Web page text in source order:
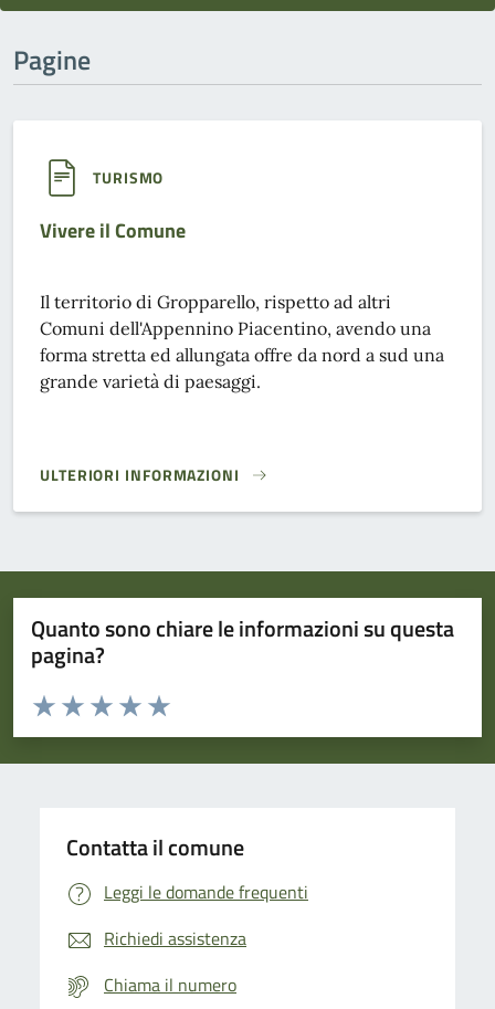
Pagine
TURISMO
Vivere il Comune
Il territorio di Gropparello, rispetto ad altri
Comuni dell'Appennino Piacentino, avendo una
forma stretta ed allungata offre da nord a sud una
grande varietà di paesaggi.
ULTERIORI INFORMAZIONI
VIVERE IL COMUNE}
Quanto sono chiare le informazioni su questa
pagina?
Domanda
Valuta da 1 a 5 stelle la pagina
Valuta 5 stelle su 5
Valuta 4 stelle su 5
Valuta 3 stelle su 5
Valuta 2 stelle su 5
Valuta 1 stelle su 5
Contatta il comune
Leggi le domande frequenti
Richiedi assistenza
Chiama il numero